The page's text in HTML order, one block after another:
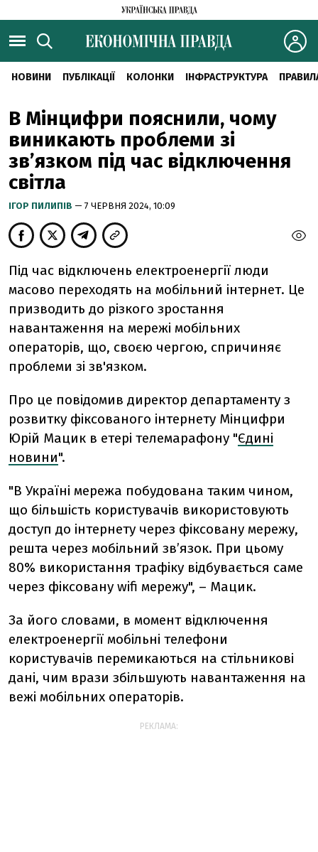
НОВИНИ ПУБЛІКАЦІЇ КОЛОНКИ ІНФРАСТРУКТУРА
В Мінцифри пояснили, чому
виникають проблеми зі
зв’язком під час відключення
світла
ІГОР ПИЛИПІВ — 7 ЧЕРВНЯ 2024, 10:09
Під час відключень електроенергії люди
масово переходять на мобільний інтернет. Це
призводить до різкого зростання
навантаження на мережі мобільних
операторів, що, своєю чергою, спричиняє
проблеми зі зв'язком.
Про це повідомив директор департаменту з
розвитку фіксованого інтернету Мінцифри
Юрій Мацик в етері телемарафону "Єдині
новини".
"В Україні мережа побудована таким чином,
що більшість користувачів використовують
доступ до інтернету через фіксовану мережу,
решта через мобільний зв’язок. При цьому
80% використання трафіку відбувається саме
через фіксовану wifi мережу", – Мацик.
За його словами, в момент відключення
електроенергії мобільні телефони
користувачів перемикаються на стільникові
дані, чим врази збільшують навантаження на
вежі мобільних операторів.
РЕКЛАМА: